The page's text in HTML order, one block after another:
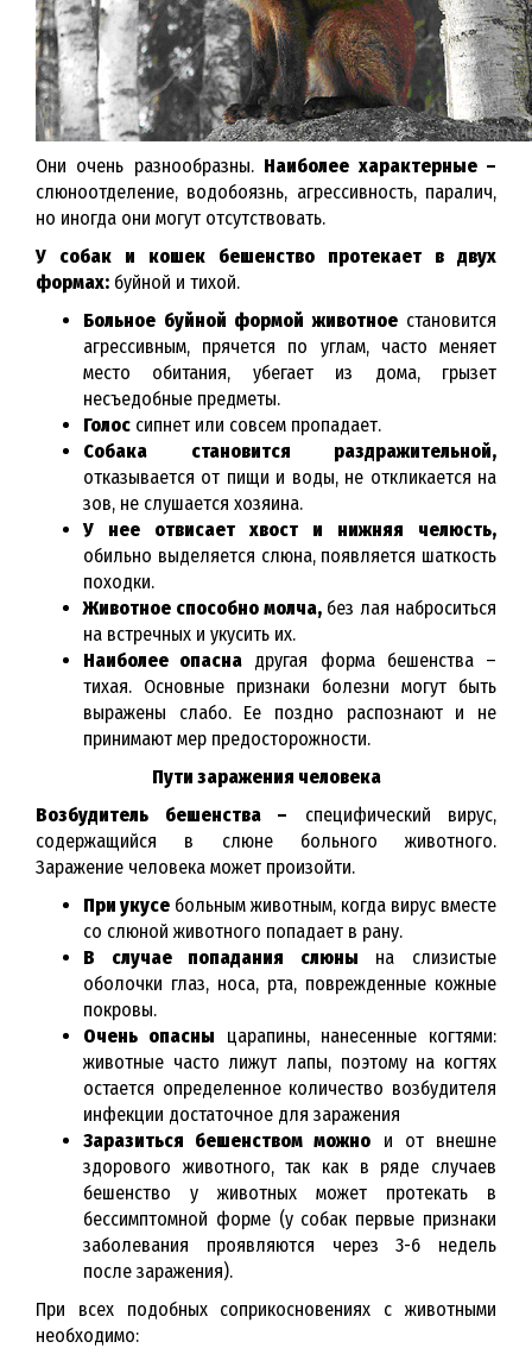
Они очень разнообразны. Наиболее характерные –
слюноотделение, водобоязнь, агрессивность, паралич,
но иногда они могут отсутствовать.
У собак и кошек бешенство протекает в двух
формах: буйной и тихой.
Больное буйной формой животноестановится
агрессивным, прячется по углам, часто меняет
место обитания, убегает из дома, грызет
несъедобные предметы.
Голос сипнет или совсем пропадает.
Собака становится раздражительной,
отказывается от пищи и воды, не откликается на
зов, не слушается хозяина.
У нее отвисает хвост и нижняя челюсть,
обильно выделяется слюна, появляется шаткость
походки.
Животное способно молча,без лая наброситься
на встречных и укусить их.
Наиболее опасна другая форма бешенства –
тихая. Основные признаки болезни могут быть
выражены слабо. Ее поздно распознают и не
принимают мер предосторожности.
Пути заражения человека
Возбудитель бешенства – специфический вирус,
содержащийся в слюне больного животного.
Заражение человека может произойти.
При укусе больным животным, когда вирус вместе
со слюной животного попадает в рану.
В случае попадания слюны на слизистые
оболочки глаз, носа, рта, поврежденные кожные
покровы.
Очень опасны царапины, нанесенные когтями:
животные часто лижут лапы, поэтому на когтях
остается определенное количество возбудителя
инфекции достаточное для заражения
Заразиться бешенством можно и от внешне
здорового животного, так как в ряде случаев
бешенство у животных может протекать в
бессимптомной форме (у собак первые признаки
заболевания проявляются через 3-6 недель
после заражения).
При всех подобных соприкосновениях с животными
необходимо: